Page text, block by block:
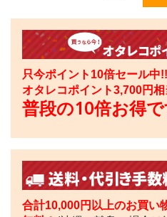
只今ポイント10倍セール中
オタレコポイント3,700円
普段の10倍お得
合計10,000円以上のお買い